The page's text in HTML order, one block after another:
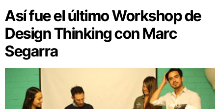
Así fue el último Workshop de
Design Thinking con Marc
Segarra